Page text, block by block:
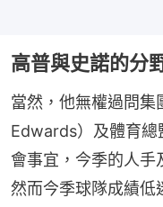
高普與史諾的分
當然，他無權過問
Edwards）及體育
會事宜，今季的人手
然而今季球隊成績低